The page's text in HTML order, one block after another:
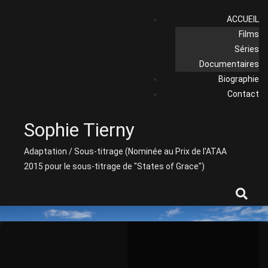
ACCUEIL
Films
Séries
Documentaires
Biographie
Contact
Sophie Tierny
Adaptation / Sous-titrage (Nominée au Prix de l'ATAA
2015 pour le sous-titrage de "States of Grace")